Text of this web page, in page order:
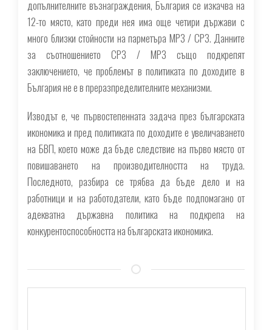
допълнителните възнаграждения, България се изкачва на
12-то място, като преди нея има още четири държави с
много близки стойности на парметъра МРЗ / СРЗ. Данните
за съотношението СРЗ / МРЗ също подкрепят
заключението, че проблемът в политиката по доходите в
България не е в преразпределителните механизми.
Изводът е, че първостепенната задача през българската
икономика и пред политиката по доходите е увеличаването
на БВП, което може да бъде следствие на първо място от
повишаването на производителността на труда.
Последното, разбира се трябва да бъде дело и на
работници и на работодатели, като бъде подпомагано от
адекватна държавна политика на подкрепа на
конкурентоспособността на българската икономика.